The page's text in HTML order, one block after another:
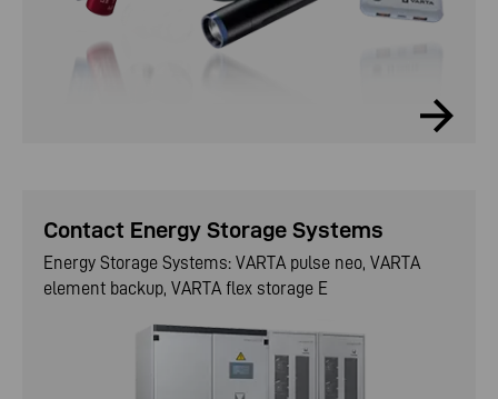
Contact Energy Storage Systems
Energy Storage Systems: VARTA pulse neo, VARTA
element backup, VARTA flex storage E